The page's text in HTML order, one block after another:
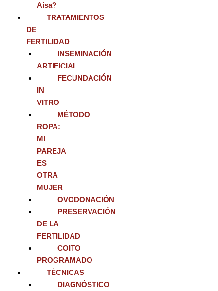
Aisa?
TRATAMIENTOS
DE
FERTILIDAD
INSEMINACIÓN
ARTIFICIAL
FECUNDACIÓN
IN
VITRO
MÉTODO
ROPA:
MI
PAREJA
ES
OTRA
MUJER
OVODONACIÓN
PRESERVACIÓN
DE LA
FERTILIDAD
COITO
PROGRAMADO
TÉCNICAS
DIAGNÓSTICO